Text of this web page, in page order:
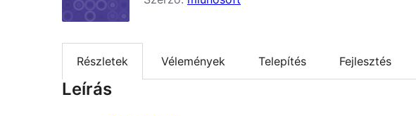
Részletek Vélemények Telepítés Fejlesztés
Leírás